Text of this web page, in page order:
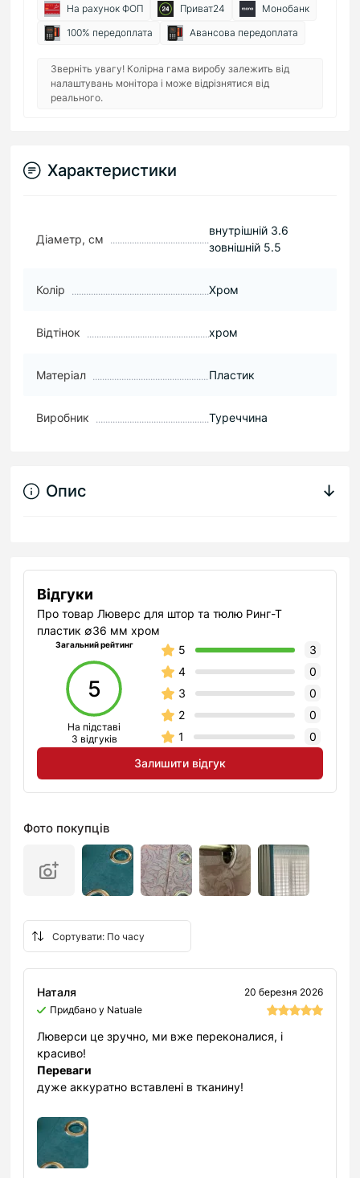
На рахунок ФОП Приват24
Монобанк
100% передоплата
Авансова передоплата
Зверніть увагу! Колірна гама виробу залежить від
налаштувань монітора і може відрізнятися від
реального.
Характеристики
Діаметр, см
внутрішній 3.6
зовнішній 5.5
Колір Хром
Відтінок хром
Матеріал Пластик
Виробник Туреччина
Опис ↓
Відгуки
Про товар Люверс для штор та тюлю Ринг-Т
пластик ∅36 мм хром
Загальний рейтинг
5
На підставі
3 відгуків
5
3
4
0
3
0
2
0
1
0
Залишити відгук
Фото покупців
Наталя
20 березня 2026
Придбано у Natuale
Люверси це зручно, ми вже переконалися, і
красиво!
Переваги
дуже аккуратно вставлені в тканину!